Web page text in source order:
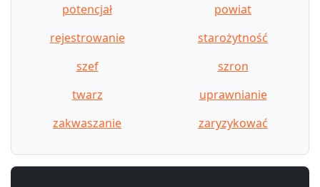
potencjał
powiat
rejestrowanie
starożytność
szef
szron
twarz
uprawnianie
zakwaszanie
zaryzykować